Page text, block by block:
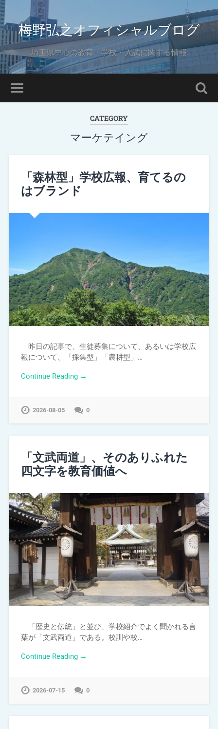
梅野弘之オフィシャルブログ
埼玉県中心の教育・学校・入試に関する情報
CATEGORY
マーケテイング
「森林型」学校広報、育てるの
はブランド
昨日の記事で、生徒募集について、あるいは学校広
報について、「採集型」「農耕型」…
Continue Reading →
2026-08-05 0
「文武両道」、そのありふれた
四文字を教育価値へ
「歴史と伝統」と並び、学校紹介でよく聞かれる言
葉が「文武両道」である。校訓や校…
Continue Reading →
2026-07-15 0